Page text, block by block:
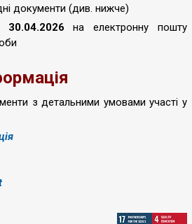
документи (див. нижче)
30.04.2026 на електронну пошту
з детальними умовами участі у